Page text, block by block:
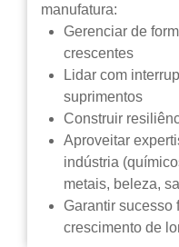
manufatura:
Gerenciar de
crescentes
Lidar com
suprimentos
Construir
Aproveitar
indústria
metais, beleza,
Garantir sucesso
crescimento de